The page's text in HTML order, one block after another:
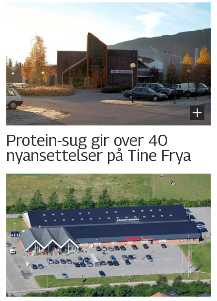
Protein-sug gir over 40
nyansettelser på Tine Frya